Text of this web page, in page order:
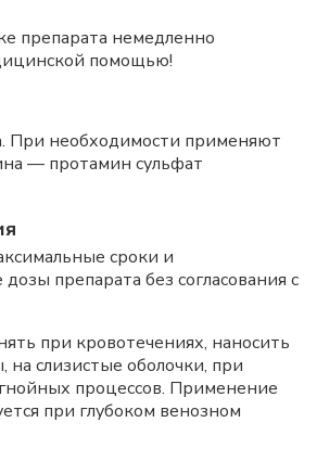
препарата немедленно
помощью!
При необходимости применяют
— протамин сульфат
сроки и
препарата без согласования с
при кровотечениях, наносить
слизистые оболочки, при
процессов. Применение
при глубоком венозном